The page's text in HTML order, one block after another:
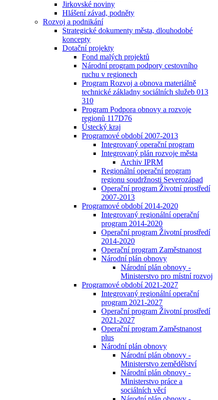
Jirkovské noviny
Hlášení závad, podněty
Rozvoj a podnikání
Strategické dokumenty města, dlouhodobé
koncepty
Dotační projekty
Fond malých projektů
Národní program podpory cestovního
ruchu v regionech
Program Rozvoj a obnova materiálně
technické základny sociálních služeb 013
310
Program Podpora obnovy a rozvoje
regionů 117D76
Ústecký kraj
Programové období 2007-2013
Integrovaný operační program
Integrovaný plán rozvoje města
Archiv IPRM
Regionální operační program
regionu soudržnosti Severozápad
Operační program Životní prostředí
2007-2013
Programové období 2014-2020
Integrovaný regionální operační
program 2014-2020
Operační program Životní prostředí
2014-2020
Operační program Zaměstnanost
Národní plán obnovy
Národní plán obnovy -
Ministerstvo pro místní rozvoj
Programové období 2021-2027
Integrovaný regionální operační
program 2021-2027
Operační program Životní prostředí
2021-2027
Operační program Zaměstnanost
plus
Národní plán obnovy
Národní plán obnovy -
Ministerstvo zemědělství
Národní plán obnovy -
Ministerstvo práce a
sociálních věcí